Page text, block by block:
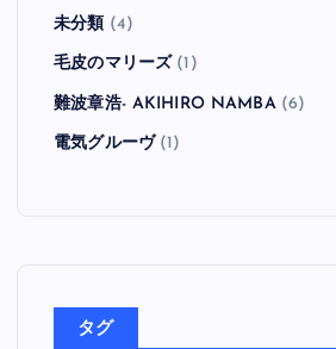
未分類 (4)
毛皮のマリーズ (1)
難波章浩- AKIHIRO NAMBA(6)
電気グルーヴ(1)
タグ